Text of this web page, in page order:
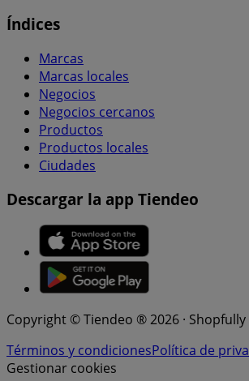
Índices
Marcas
Marcas locales
Negocios
Negocios cercanos
Productos
Productos locales
Ciudades
Descargar la app Tiendeo
Copyright © Tiendeo ® 2026 ·
Términos y condicionesPolítica de
Gestionar cookies